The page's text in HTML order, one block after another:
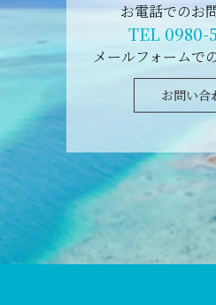
お電話でのお
TEL 0980-
メールフォームで
お問い合